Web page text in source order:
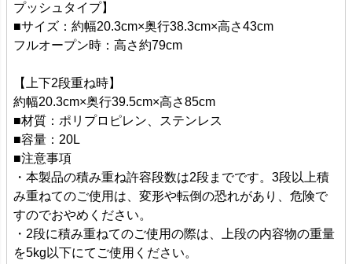
プッシュタイプ】
■サイズ：約幅20.3cm×奥行38.3cm×高さ43cm
フルオープン時：高さ約79cm
【上下2段重ね時】
約幅20.3cm×奥行39.5cm×高さ85cm
■材質：ポリプロピレン、ステンレス
■容量：20L
■注意事項
・本製品の積み重ね許容段数は2段までです。3段以上積
み重ねてのご使用は、変形や転倒の恐れがあり、危険で
すのでおやめください。
・2段に積み重ねてのご使用の際は、上段の内容物の重量
を5kg以下にてご使用ください。